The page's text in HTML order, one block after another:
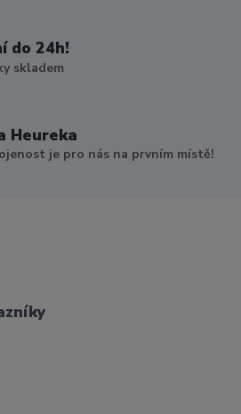
do 24h!
skladem
Heureka
je pro nás na prvním místě!